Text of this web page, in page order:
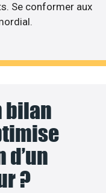
Se conformer aux
bilan
?